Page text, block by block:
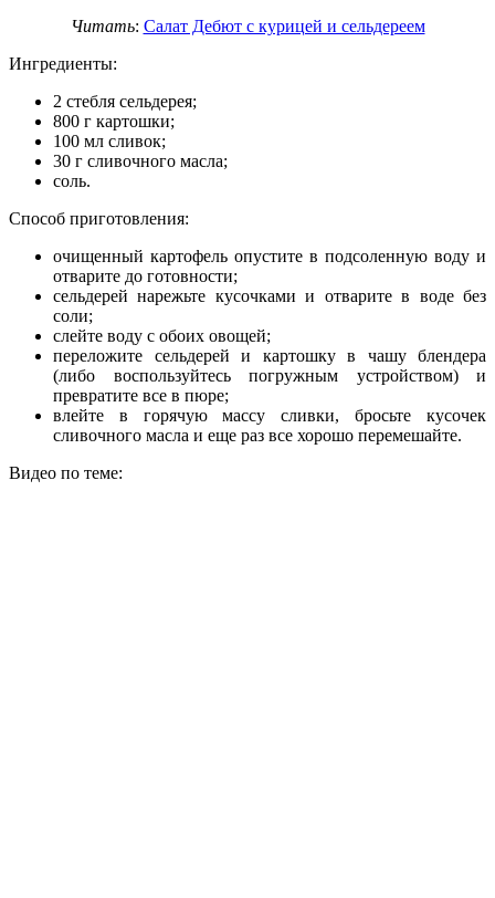
Читать: Салат Дебют с курицей и сельдереем
Ингредиенты:
2 стебля сельдерея;
800 г картошки;
100 мл сливок;
30 г сливочного масла;
соль.
Способ приготовления:
очищенный картофель опустите в подсоленную воду и
отварите до готовности;
сельдерей нарежьте кусочками и отварите в воде без
соли;
слейте воду с обоих овощей;
переложите сельдерей и картошку в чашу блендера
(либо воспользуйтесь погружным устройством) и
превратите все в пюре;
влейте в горячую массу сливки, бросьте кусочек
сливочного масла и еще раз все хорошо перемешайте.
Видео по теме: